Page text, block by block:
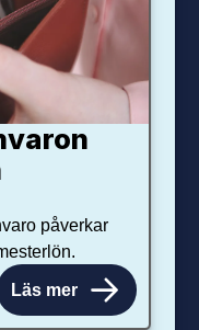
påverkar
Läs mer